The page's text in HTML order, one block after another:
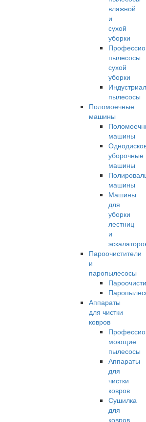
влажной
и
сухой
уборки
пылесосы
сухой
уборки
пылесосы
Поломоечные
машины
машины
уборочные
машины
машины
Машины
для
уборки
лестниц
и
Пароочистители
и
паропылесосы
Аппараты
для чистки
ковров
моющие
пылесосы
Аппараты
для
чистки
ковров
Сушилка
для
ковров